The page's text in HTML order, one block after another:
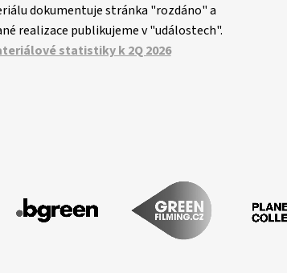
dokumentuje stránka "rozdáno" a
realizace publikujeme v "událostech".
statistiky k 2Q 2026